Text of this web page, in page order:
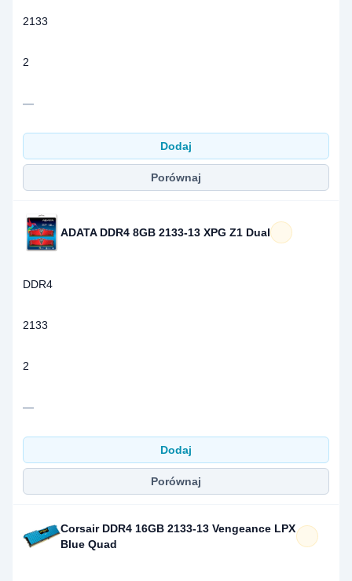
2133
2
—
Dodaj
Porównaj
ADATA DDR4 8GB 2133-13 XPG Z1 Dual
DDR4
2133
2
—
Dodaj
Porównaj
Corsair DDR4 16GB 2133-13 Vengeance LPX
Blue Quad